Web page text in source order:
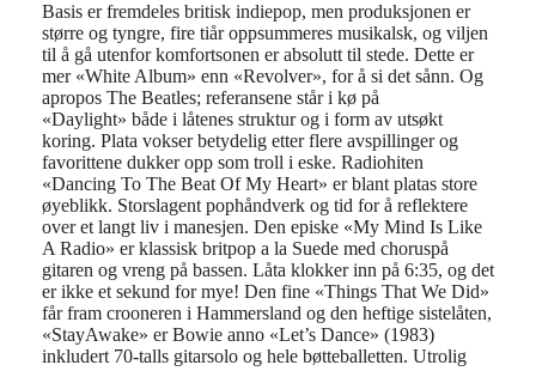
Basis er fremdeles britisk indiepop, men produksjonen er
større og tyngre, fire tiår oppsummeres musikalsk, og viljen
til å gå utenfor komfortsonen erabsolutt til stede. Dette er
mer «White Album» enn «Revolver», for å si det sånn. Og
apropos The Beatles; referansene står i kø på
«Daylight» både i låtenes strukturog i form av utsøkt
koring. Plata vokser betydelig etter flere avspillinger og
favorittene dukker opp som troll i eske. Radiohiten
«Dancing To The Beat Of My Heart» er blant platas store
øyeblikk. Storslagent pophåndverk og tid forå reflektere
over et langt liv i manesjen. Den episke «My Mind Is Like
A Radio» er klassisk britpop a la Suede med choruspå
gitaren og vreng på bassen. Låta klokker inn på 6:35, og det
er ikke et sekund for mye! Den fine «Things That We Did»
får fram crooneren i Hammersland og den heftige sistelåten,
«StayAwake» er Bowie anno «Let’s Dance» (1983)
inkludert 70-talls gitarsolo og hele bøtteballetten. Utrolig